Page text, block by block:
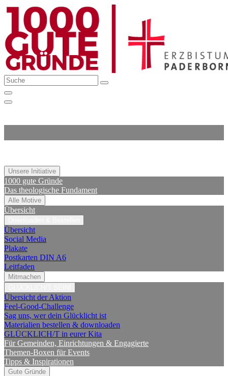
Unsere Initiative
1000 gute Gründe
Das theologische Fundament
Alle Motive
Übersicht
Übersicht
Social Media
Plakate
Postkarten DIN A6
Leitfaden
Mitmachen
Übersicht der Aktion
Feel-Good-Challenge
Sag uns, wer dein Glücklicht ist
Materialien bestellen & downloaden
GLÜCKLICH/T in eurer Kita
Für Gemeinden, Einrichtungen & Engagierte
Themen-Boxen für Events
Tipps & Inspirationen
Gute Gründe